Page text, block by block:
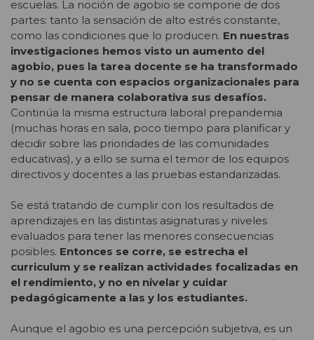
escuelas. La noción de agobio se compone de dos
partes: tanto la sensación de alto estrés constante,
como las condiciones que lo producen. En nuestras
investigaciones hemos visto un aumento del
agobio, pues la tarea docente se ha transformado
y no se cuenta con espacios organizacionales para
pensar de manera colaborativa sus desafíos.
Continúa la misma estructura laboral prepandemia
(muchas horas en sala, poco tiempo para planificar y
decidir sobre las prioridades de las comunidades
educativas), y a ello se suma el temor de los equipos
directivos y docentes a las pruebas estandarizadas.
Se está tratando de cumplir con los resultados de
aprendizajes en las distintas asignaturas y niveles
evaluados para tener las menores consecuencias
posibles. Entonces se corre, se estrecha el
curriculum y se realizan actividades focalizadas en
el rendimiento, y no en nivelar y cuidar
pedagógicamente a las y los estudiantes.
Aunque el agobio es una percepción subjetiva, es un